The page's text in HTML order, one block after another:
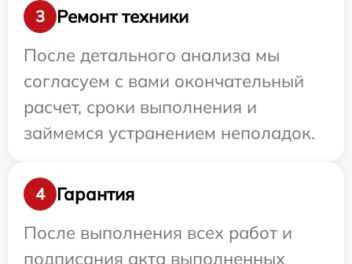
3
Ремонт техники
После детального анализа мы
согласуем с вами окончательный
расчет, сроки выполнения и
займемся устранением неполадок.
4
Гарантия
После выполнения всех работ и
подписания акта выполненных